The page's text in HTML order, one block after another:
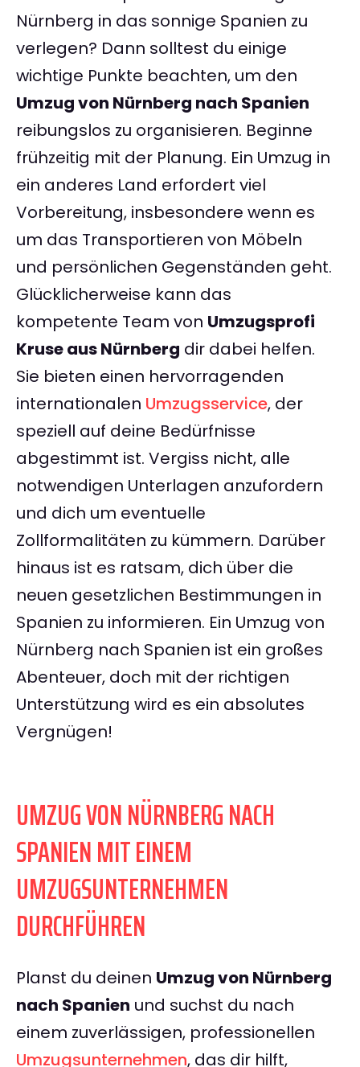
Nürnberg in das sonnige Spanien zu
verlegen? Dann solltest du einige
wichtige Punkte beachten, um den
Umzug von Nürnberg nach Spanien
reibungslos zu organisieren. Beginne
frühzeitig mit der Planung. Ein Umzug in
ein anderes Land erfordert viel
Vorbereitung, insbesondere wenn es
um das Transportieren von Möbeln
und persönlichen Gegenständen geht.
Glücklicherweise kann das
kompetente Team von Umzugsprofi
Kruse aus Nürnberg dir dabei helfen.
Sie bieten einen hervorragenden
internationalen Umzugsservice, der
speziell auf deine Bedürfnisse
abgestimmt ist. Vergiss nicht, alle
notwendigen Unterlagen anzufordern
und dich um eventuelle
Zollformalitäten zu kümmern. Darüber
hinaus ist es ratsam, dich über die
neuen gesetzlichen Bestimmungen in
Spanien zu informieren. Ein Umzug von
Nürnberg nach Spanien ist ein großes
Abenteuer, doch mit der richtigen
Unterstützung wird es ein absolutes
Vergnügen!
UMZUG VON NÜRNBERG NACH
SPANIEN MIT EINEM
UMZUGSUNTERNEHMEN
DURCHFÜHREN
Planst du deinen Umzug von Nürnberg
nach Spanien und suchst du nach
einem zuverlässigen, professionellen
Umzugsunternehmen, das dir hilft,